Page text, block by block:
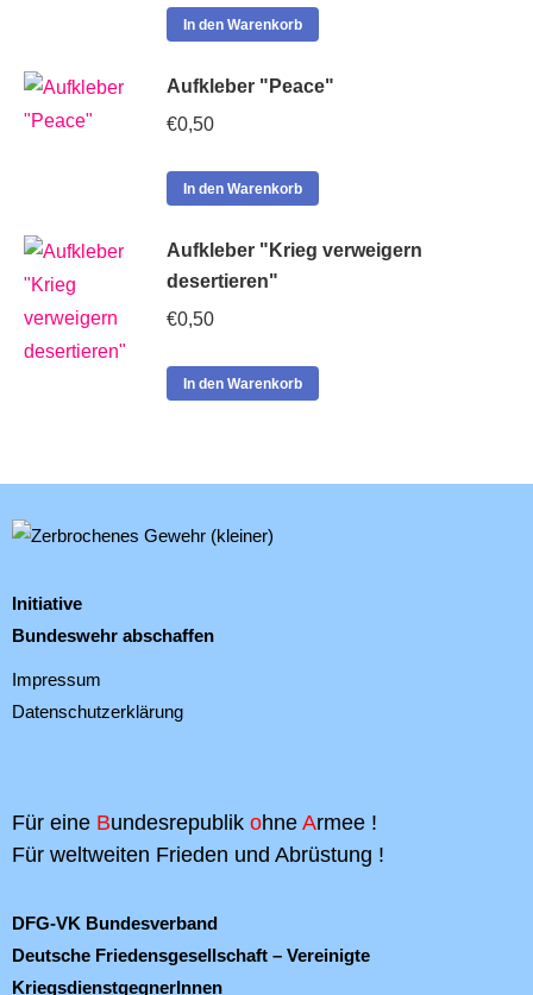
In den Warenkorb
Aufkleber "Peace"
€0,50
In den Warenkorb
Aufkleber "Krieg verweigern
desertieren"
€0,50
In den Warenkorb
Initiative
Bundeswehr abschaffen
Impressum
Datenschutzerklärung
Für eine Bundesrepublik ohne Armee !
Für weltweiten Frieden und Abrüstung !
DFG-VK Bundesverband
Deutsche Friedensgesellschaft – Vereinigte
KriegsdienstgegnerInnen